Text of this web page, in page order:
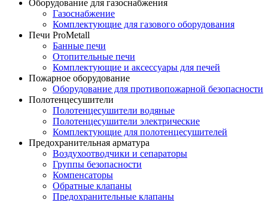
Оборудование для газоснабжения
Газоснабжение
Комплектующие для газового оборудования
Печи ProMetall
Банные печи
Отопительные печи
Комплектующие и аксессуары для печей
Пожарное оборудование
Оборудование для противопожарной безопасности
Полотенцесушители
Полотенцесушители водяные
Полотенцесушители электрические
Комплектующие для полотенцесушителей
Предохранительная арматура
Воздухоотводчики и сепараторы
Группы безопасности
Компенсаторы
Обратные клапаны
Предохранительные клапаны